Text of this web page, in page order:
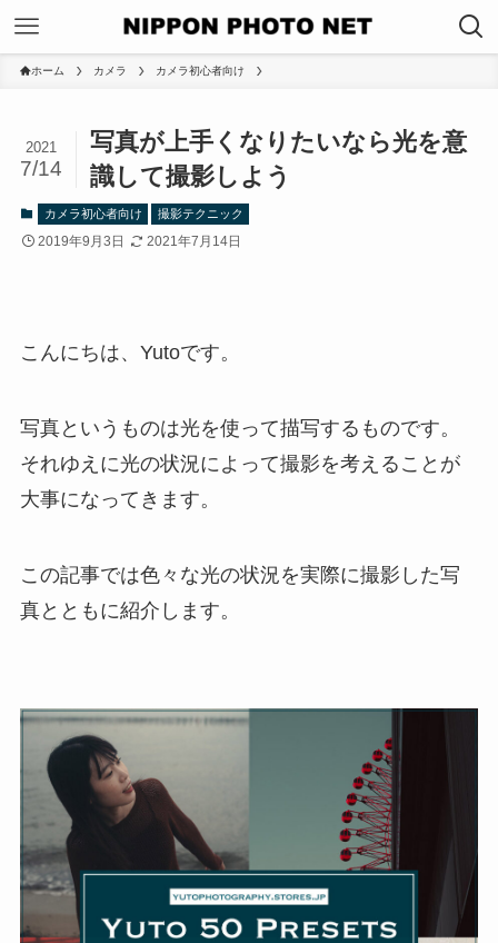
ホーム カメラ カメラ初心者向け
写真が上手くなりたいなら光を意
識して撮影しよう
2021
7/14
カメラ初心者向け 撮影テクニック
2019年9月3日 2021年7月14日
こんにちは、Yutoです。
写真というものは光を使って描写するものです。
それゆえに光の状況によって撮影を考えることが
大事になってきます。
この記事では色々な光の状況を実際に撮影した写
真とともに紹介します。